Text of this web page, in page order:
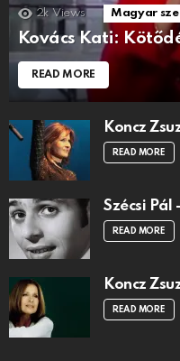
2k Views Magyar
Kovács Kati:
READ MORE
Koncz
READ MORE
Szécsi Pál
READ MORE
Koncz
READ MORE